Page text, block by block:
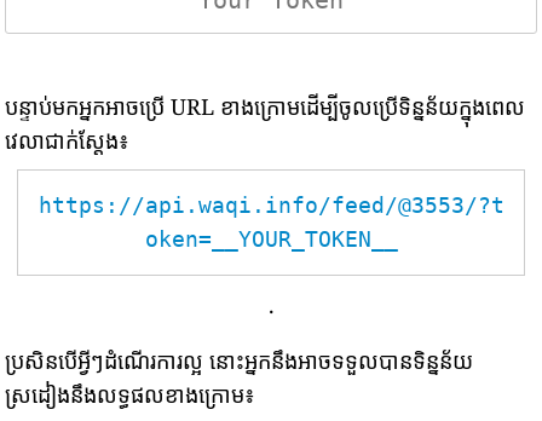
បន្ទាប់មកអ្នកអាចប្រើ URL ខាងក្រោមដើម្បីចូលប្រើទិន្នន័យក្នុងពេល
វេលាជាក់ស្តែង៖
https://api.waqi.info/feed/@3553/?t
oken=__YOUR_TOKEN__
.
ប្រសិនបើអ្វីៗដំណើរការល្អ នោះអ្នកនឹងអាចទទួលបានទិន្នន័យ
ស្រដៀងនឹងលទ្ធផលខាងក្រោម៖